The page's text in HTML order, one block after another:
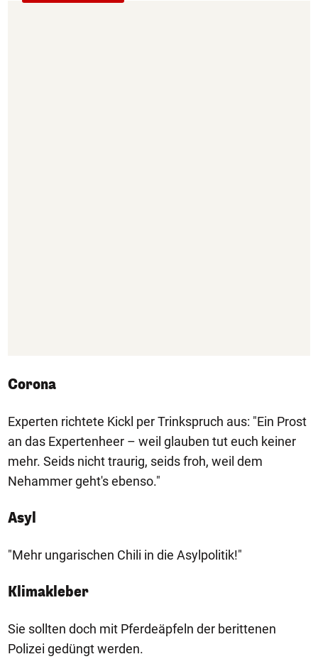
Corona
Experten richtete Kickl per Trinkspruch aus: "Ein Prost
an das Expertenheer – weil glauben tut euch keiner
mehr. Seids nicht traurig, seids froh, weil dem
Nehammer geht's ebenso."
Asyl
"Mehr ungarischen Chili in die Asylpolitik!"
Klimakleber
Sie sollten doch mit Pferdeäpfeln der berittenen
Polizei gedüngt werden.